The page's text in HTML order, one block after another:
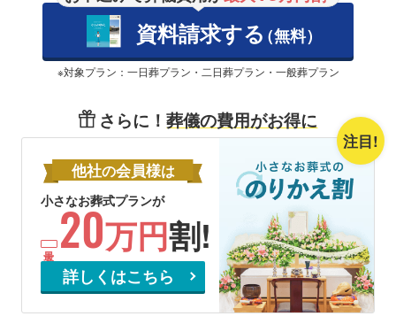
資料請求する（無料）
※対象プラン：一日葬プラン・二日葬プラン・一般葬プラン
さらに！葬儀の費用がお得に
注目!
他社の会員様は
小さなお葬式プランが
20万円割!
詳しくはこちら